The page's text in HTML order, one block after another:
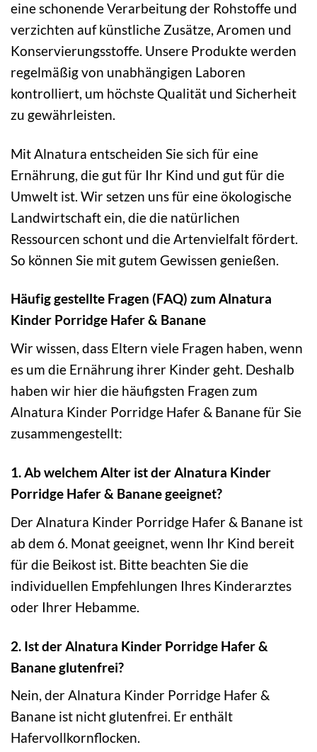
eine schonende Verarbeitung der Rohstoffe und
verzichten auf künstliche Zusätze, Aromen und
Konservierungsstoffe. Unsere Produkte werden
regelmäßig von unabhängigen Laboren
kontrolliert, um höchste Qualität und Sicherheit
zu gewährleisten.
Mit Alnatura entscheiden Sie sich für eine
Ernährung, die gut für Ihr Kind und gut für die
Umwelt ist. Wir setzen uns für eine ökologische
Landwirtschaft ein, die die natürlichen
Ressourcen schont und die Artenvielfalt fördert.
So können Sie mit gutem Gewissen genießen.
Häufig gestellte Fragen (FAQ) zum Alnatura
Kinder Porridge Hafer & Banane
Wir wissen, dass Eltern viele Fragen haben, wenn
es um die Ernährung ihrer Kinder geht. Deshalb
haben wir hier die häufigsten Fragen zum
Alnatura Kinder Porridge Hafer & Banane für Sie
zusammengestellt:
1. Ab welchem Alter ist der Alnatura Kinder
Porridge Hafer & Banane geeignet?
Der Alnatura Kinder Porridge Hafer & Banane ist
ab dem 6. Monat geeignet, wenn Ihr Kind bereit
für die Beikost ist. Bitte beachten Sie die
individuellen Empfehlungen Ihres Kinderarztes
oder Ihrer Hebamme.
2. Ist der Alnatura Kinder Porridge Hafer &
Banane glutenfrei?
Nein, der Alnatura Kinder Porridge Hafer &
Banane ist nicht glutenfrei. Er enthält
Hafervollkornflocken.